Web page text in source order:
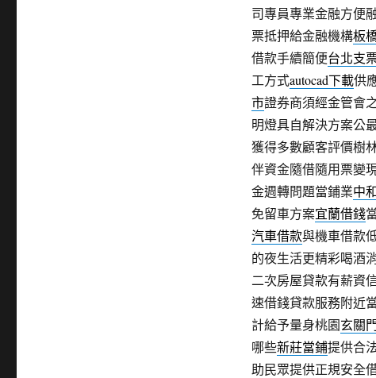
司專員專業金融方便
票抵押給金融機構板
借款手續簡便台北支
工方式autocad下載供
市證券商須經金管會
明燈具自解決方案公
獲得多數顧客評價樹
伴資金隨借隨用票變
金週轉問題當鋪業中
免留車方案宜蘭借錢
汽車借款與機車借款
的夜生活更精彩喝酒
二次房屋貸款有薪資
速借錢貸款服務附近
計給予量身桃園玄關
哪些新莊當鋪提供合
助民眾提供正規安全